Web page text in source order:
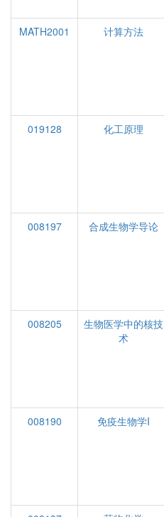
MATH2001
计算方法
019128
化工原理
008197
合成生物学导论
008205
生物医学中的核技
术
008190
免疫生物学I